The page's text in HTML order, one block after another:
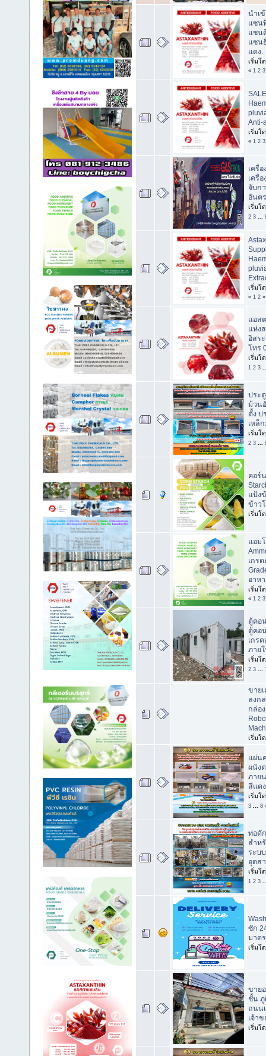
นำเ
แซน
แซน
แซน
แดง.
เริ่มโ
« 1 2 3
Anti-
เริ่มโ
« 1 2 3
เครื่
เครื่
จับก
อันต
เริ่มโ
2 3
เริ่มโ
« 1 2 »
แอส
แห่ง
อิสร
โทร
เริ่มโ
1 2 3
ประ
ม้วน
ตั้ง ป
เหล็
เริ่มโ
2 3
คอร์
แป้ง
ข้าว
เริ่มโ
แอม
เกร
อาห
เริ่มโ
« 1 2 3
ตู้คอ
ตู้คอ
เกร
ภาย
เริ่มโ
2 3
ขาย
ลงก
กล่อ
เริ่มโ
แผ่น
ผนัง
ภาย
สีแด
เริ่มโ
3 8
ท่อดั
สำห
ระบ
อุตส
เริ่มโ
1 2 3
ซัก
มาต
เริ่มโ
ขาย
ชั้น ภู
ถนน
เจ้าข
เริ่มโ